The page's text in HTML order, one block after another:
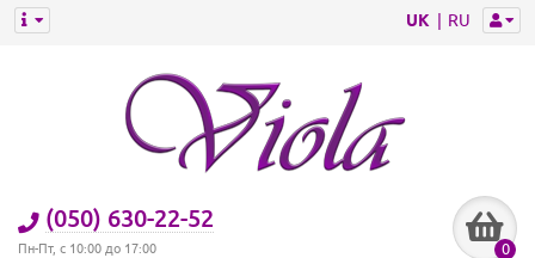
UK RU
(050) 630-22-52
Пн-Пт, с 10:00 до 17:00 0